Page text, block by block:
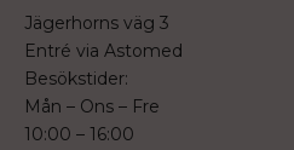
Jägerhorns väg 3
Entré via Astomed
Besökstider:
Mån – Ons – Fre
10:00 – 16:00